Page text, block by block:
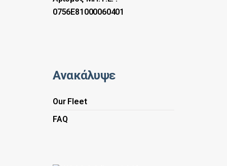
0756Ε81000060401
Ανακάλυψε
Our Fleet
FAQ